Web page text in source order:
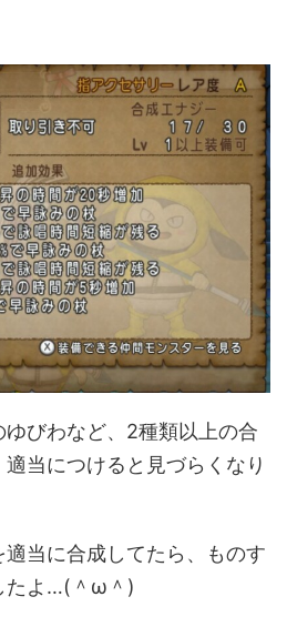
びわなど、2種類以上の合
当につけると見づらくなり
当に合成してたら、ものす
たよ…(＾ω＾)